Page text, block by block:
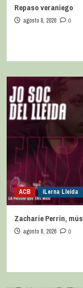
Repaso veraniego
agosto 8, 2026 0
ACB iLerna Lleida
Zacharie Perrin,
agosto 8, 2026 0